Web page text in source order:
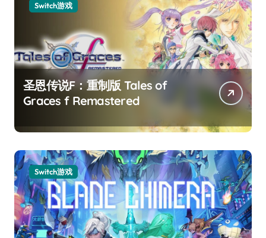
Switch游戏
圣恩传说F：重制版 Tales of
Graces f Remastered
Switch游戏